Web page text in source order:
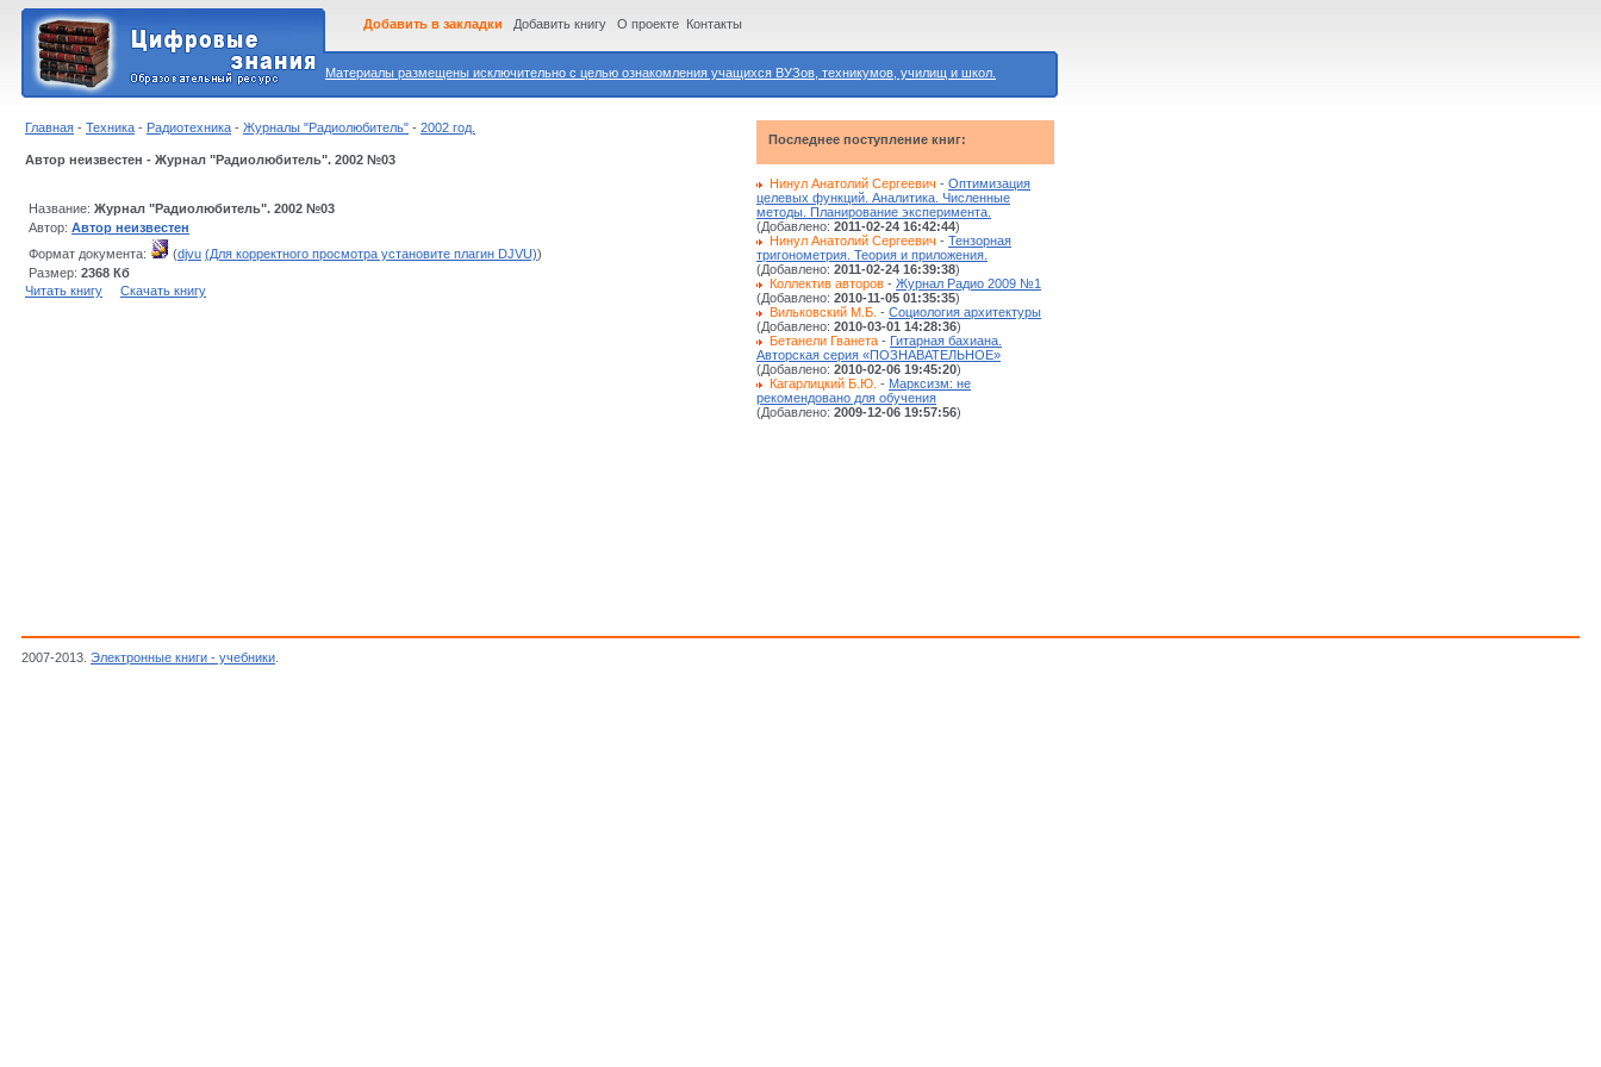
Материалы размещены исключительно с целью ознакомления учащихся ВУЗов, техникумов, училищ и школ.
Добавить в закладки Добавить книгу О проекте Контакты
Главная - Техника - Радиотехника - Журналы "Радиолюбитель" - 2002 год.
Автор неизвестен - Журнал "Радиолюбитель". 2002 №03
Название: Журнал "Радиолюбитель". 2002 №03
Автор: Автор неизвестен
Формат документа:
(djvu (Для корректного просмотра установите плагин DJVU))
Размер: 2368 Кб
Читать книгу
Скачать книгу
Последнее поступление книг:
Нинул Анатолий Сергеевич - Оптимизация
целевых функций. Аналитика. Численные
методы. Планирование эксперимента.
(Добавлено: 2011-02-24 16:42:44)
Нинул Анатолий Сергеевич - Тензорная
тригонометрия. Теория и приложения.
(Добавлено: 2011-02-24 16:39:38)
Коллектив авторов - Журнал Радио 2009 №1
(Добавлено: 2010-11-05 01:35:35)
Вильковский М.Б. - Социология архитектуры
(Добавлено: 2010-03-01 14:28:36)
Бетанели Гванета - Гитарная бахиана.
Авторская серия «ПОЗНАВАТЕЛЬНОЕ»
(Добавлено: 2010-02-06 19:45:20)
Кагарлицкий Б.Ю. - Марксизм: не
рекомендовано для обучения
(Добавлено: 2009-12-06 19:57:56)
2007-2013. Электронные книги - учебники